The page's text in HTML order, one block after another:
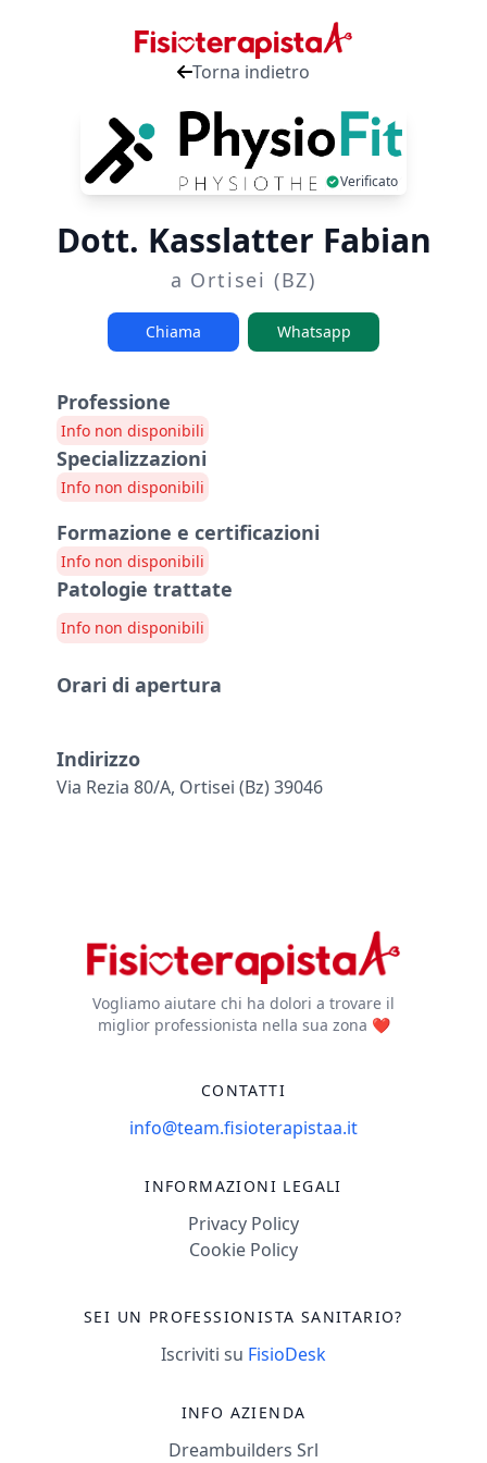
Torna indietro
Verificato
Dott. Kasslatter Fabian
a Ortisei (BZ)
Chiama Whatsapp
Professione
Info non disponibili
Specializzazioni
Info non disponibili
Formazione e certificazioni
Info non disponibili
Patologie trattate
Info non disponibili
Orari di apertura
Indirizzo
Via Rezia 80/a, Ortisei (bz) 39046
Vogliamo aiutare chi ha dolori a trovare il
miglior professionista nella sua zona ❤️
CONTATTI
info@team.fisioterapistaa.it
INFORMAZIONI LEGALI
Privacy Policy
Cookie Policy
SEI UN PROFESSIONISTA SANITARIO?
Iscriviti su FisioDesk
INFO AZIENDA
Dreambuilders Srl